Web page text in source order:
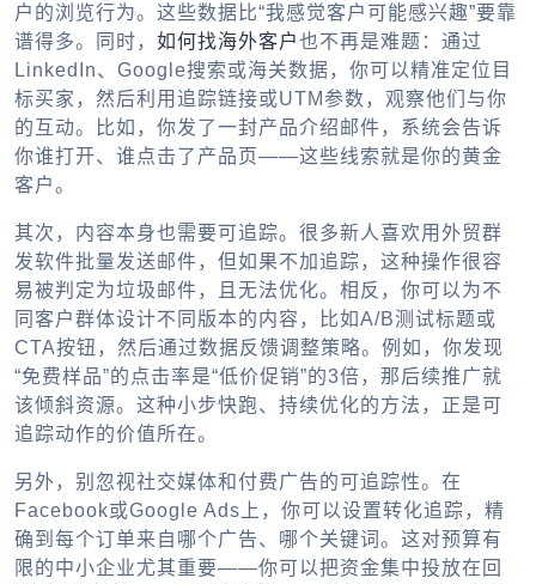
户的浏览行为。这些数据比“我感觉客户可能感兴趣”要靠
谱得多。同时， 如何找海外客户也不再是难题：通过
LinkedIn、Google搜索或海关数据，你可以精准定位目
标买家，然后利用追踪链接或UTM参数，观察他们与你
的互动。比如，你发了一封产品介绍邮件，系统会告诉
你谁打开、谁点击了产品页——这些线索就是你的黄金
客户。
其次，内容本身也需要可追踪。很多新人喜欢用外贸群
发软件批量发送邮件，但如果不加追踪，这种操作很容
易被判定为垃圾邮件，且无法优化。相反，你可以为不
同客户群体设计不同版本的内容，比如A/B测试标题或
CTA按钮，然后通过数据反馈调整策略。例如，你发现
“免费样品”的点击率是“低价促销”的3倍，那后续推广就
该倾斜资源。这种小步快跑、持续优化的方法，正是可
追踪动作的价值所在。
另外，别忽视社交媒体和付费广告的可追踪性。在
Facebook或Google Ads上，你可以设置转化追踪，精
确到每个订单来自哪个广告、哪个关键词。这对预算有
限的中小企业尤其重要——你可以把资金集中投放在回